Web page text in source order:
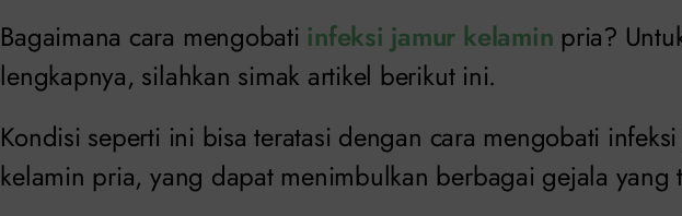
Bagaimana cara mengobati infeksi jamur kelamin pria?
lengkapnya, silahkan simak artikel berikut ini.
Kondisi seperti ini bisa teratasi dengan cara mengobati
kelamin pria, yang dapat menimbulkan berbagai gejala yang